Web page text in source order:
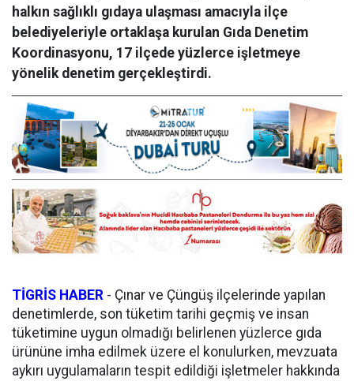
halkın sağlıklı gıdaya ulaşması amacıyla ilçe
belediyeleriyle ortaklaşa kurulan Gıda Denetim
Koordinasyonu, 17 ilçede yüzlerce işletmeye
yönelik denetim gerçekleştirdi.
TİGRİS HABER - Çınar ve Çüngüş ilçelerinde yapılan
denetimlerde, son tüketim tarihi geçmiş ve insan
tüketimine uygun olmadığı belirlenen yüzlerce gıda
ürününe imha edilmek üzere el konulurken, mevzuata
aykırı uygulamaların tespit edildiği işletmeler hakkında